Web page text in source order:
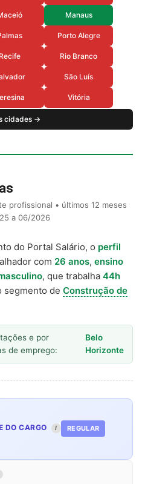
Manaus
Porto Alegre
Recife Rio Branco
São Luís
Vitória
cidades →
profissional • últimos 12 meses
a 06/2026
do Portal Salário, o perfil
com 26 anos, ensino
, que trabalha 44h
segmento de Construção de
e por
de emprego:
Belo
Horizonte
DO CARGO I REGULAR